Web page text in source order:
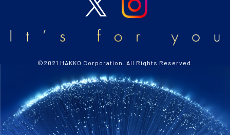
©2021 HAKKO Corporation. All Rights Reserved.